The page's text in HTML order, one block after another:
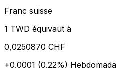
Franc suisse
1 TWD équivaut à
0,0250870 CHF
+0.0001 (0.22%)